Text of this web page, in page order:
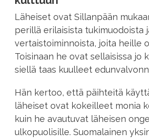
Läheiset ovat Sillanpään
perillä erilaisista tukimuodoista
vertaistoiminnoista, joita heille
Toisinaan he ovat sellaisissa jo
siellä taas kuulleet
Hän kertoo, että päihteitä
läheiset ovat kokeilleet monia
kuin he avautuvat läheisen
ulkopuolisille. Suomalainen